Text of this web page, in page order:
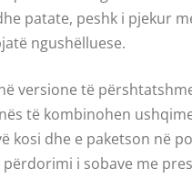
patate, peshk i pjekur
ngushëlluese.
versione të
të kombinohen
kosi dhe e paketson në
i sobave me